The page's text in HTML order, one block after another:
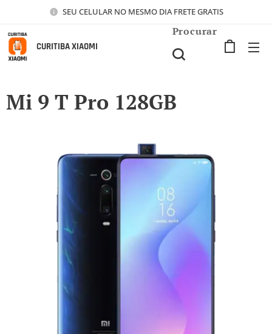
SEU CELULAR NO MESMO DIA FRETE GRATIS
CURITIBA XIAOMI
Procurar
Mi 9 T Pro 128GB